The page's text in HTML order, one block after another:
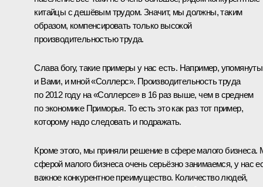
китайцы с дешёвым трудом. Значит, мы должны, таким
образом, компенсировать только высокой
производительностью труда.
Слава богу, такие примеры у нас есть. Например,
и Вами, и мной «Соллерс». Производительность труда
по 2012 году на «Соллерсе» в 16 раз выше, чем в среднем
по экономике Приморья. То есть это как раз тот пример,
которому надо следовать и подражать.
Кроме этого, мы приняли решение в сфере малого
сферой малого бизнеса очень серьёзно занимаемся, у нас
важное конкурентное преимущество. Количество людей,